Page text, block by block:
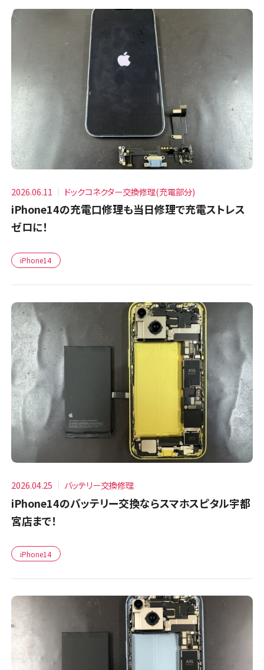
2026.06.11 ドックコネクター交換修理(充電部分)
iPhone14の充電口修理も当日修理で充電ストレス
ゼロに！
iPhone14
2026.04.25 バッテリー交換修理
iPhone14のバッテリー交換ならスマホスピタル宇都
宮店まで！
iPhone14